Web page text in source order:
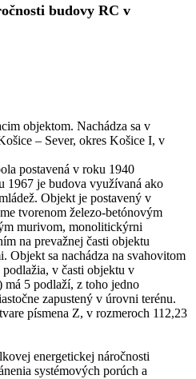
budovy RC v
objektom. Nachádza sa v
– Sever, okres Košice I, v
postavená v roku 1940
1967 je budova využívaná ako
Objekt je postavený v
tvorenom železo-betónovým
murivom, monolitickýrni
na prevažnej časti objektu
Objekt sa nachádza na svahovitom
podlažia, v časti objektu v
5 podlaží, z toho jedno
zapustený v úrovni terénu.
písmena Z, v rozmeroch 112,23
energetickej náročnosti
systémových porúch a